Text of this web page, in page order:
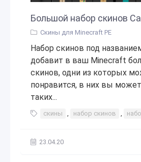
Большой набор скинов
Скины для Minecraft PE
Набор скинов под
добавит в ваш Minecraft
скинов, одни из которых
понравится, в них вы
таких...
скины , набор скинов ,
23.04.20